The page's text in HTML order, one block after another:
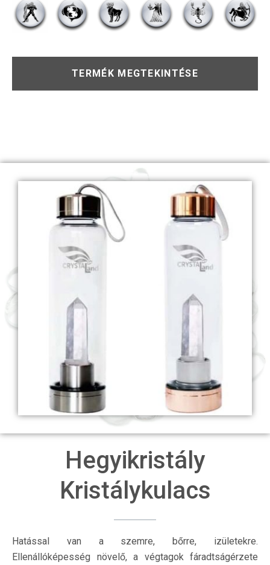
TERMÉK MEGTEKINTÉSE
Hegyikristály
Kristálykulacs
Hatással van a szemre, bőrre, izületekre.
Ellenállóképesség növelő, a végtagok fáradtságérzete